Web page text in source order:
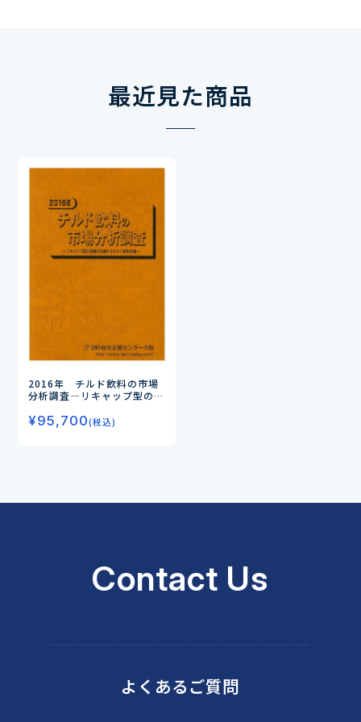
最近見た商品
2016年 チルド飲料の市場
分析調査―リキャップ型の容
―
¥95,700(税込)
Contact Us
よくあるご質問